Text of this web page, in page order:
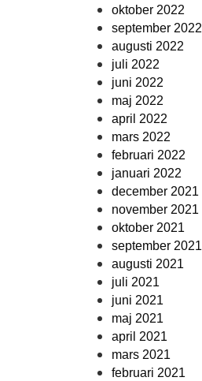
oktober 2022
september 2022
augusti 2022
juli 2022
juni 2022
maj 2022
april 2022
mars 2022
februari 2022
januari 2022
december 2021
november 2021
oktober 2021
september 2021
augusti 2021
juli 2021
juni 2021
maj 2021
april 2021
mars 2021
februari 2021